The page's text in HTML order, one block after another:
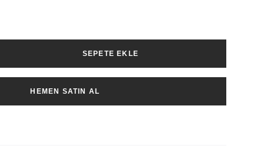
SEPETE EKLE
HEMEN SATIN AL